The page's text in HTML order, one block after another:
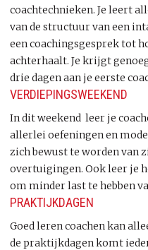
coachtechnieken. Je leert
van de structuur van een
een coachingsgesprek tot
achterhaalt. Je krijgt
drie dagen aan je eerste
VERDIEPINGSWEEKEND
In dit weekend leer je
allerlei oefeningen en
zich bewust te worden van
overtuigingen. Ook leer je
om minder last te hebben
PRAKTIJKDAGEN
Goed leren coachen kan
de praktijkdagen komt